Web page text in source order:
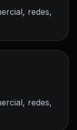
redes,
redes,